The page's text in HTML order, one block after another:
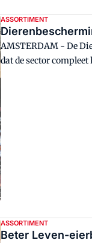
ASSORTIMENT
AMSTERDAM - De
dat de sector
ASSORTIMENT
Beter Leven-